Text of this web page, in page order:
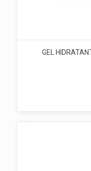
GEL